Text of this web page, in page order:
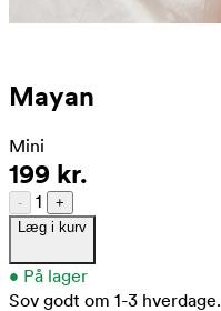
Mayan
Mini
199 kr.
- 1
+
Læg i kurv
• På lager
Sov godt om 1-3 hverdage.